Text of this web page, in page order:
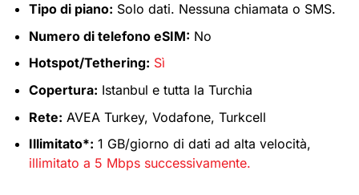
Tipo di piano: Solo dati. Nessuna chiamata o SMS.
Numero di telefono eSIM: No
Hotspot/Tethering: Sì
Copertura: Istanbul e tutta la Turchia
Rete: AVEA Turkey, Vodafone, Turkcell
Illimitato*: 1 GB/giorno di dati ad alta velocità,
illimitato a 5 Mbps successivamente.